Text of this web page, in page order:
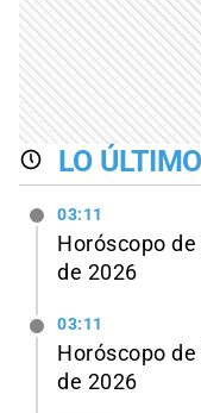
LO ÚLTIMO
03:11
Horóscopo
de 2026
03:11
Horóscopo
de 2026